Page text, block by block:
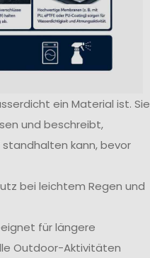
ein Material ist. Sie
und beschreibt,
kann, bevor
bei leichtem Regen und
für längere
Outdoor-Aktivitäten